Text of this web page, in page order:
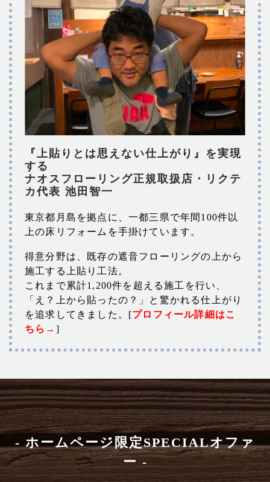
『上貼りとは思えない仕上がり』を実現
する
ナオスフローリング正規取扱店・リクテ
カ代表 池田智一
東京都月島を拠点に、一都三県で年間100件以
上の床リフォームを手掛けています。
得意分野は、既存の遮音フローリングの上から
施工する上貼り工法。
これまで累計1,200件を超える施工を行い、
「え？上から貼ったの？」と驚かれる仕上がり
を追求してきました。[プロフィール詳細はこ
ちら→ ]
- ホームページ限定SPECIALオファ
ー -